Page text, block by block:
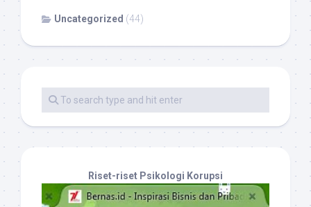
Uncategorized (44)
Riset-riset Psikologi Korupsi